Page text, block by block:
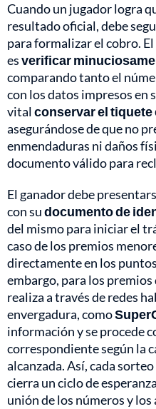
Cuando un jugador logra
resultado oficial, debe
para formalizar el cobro.
esverificar
comparando tanto el
con los datos impresos en
vitalconservar el
asegurándose de que no
enmendaduras ni daños
documento válido para
El ganador debe
con sudocumento de
del mismo para iniciar el
caso de los premios
directamente en los
embargo, para los
realiza a través de redes
envergadura, como
información y se procede
correspondiente según la
alcanzada. Así, cada
cierra un ciclo de
unión de los números y los